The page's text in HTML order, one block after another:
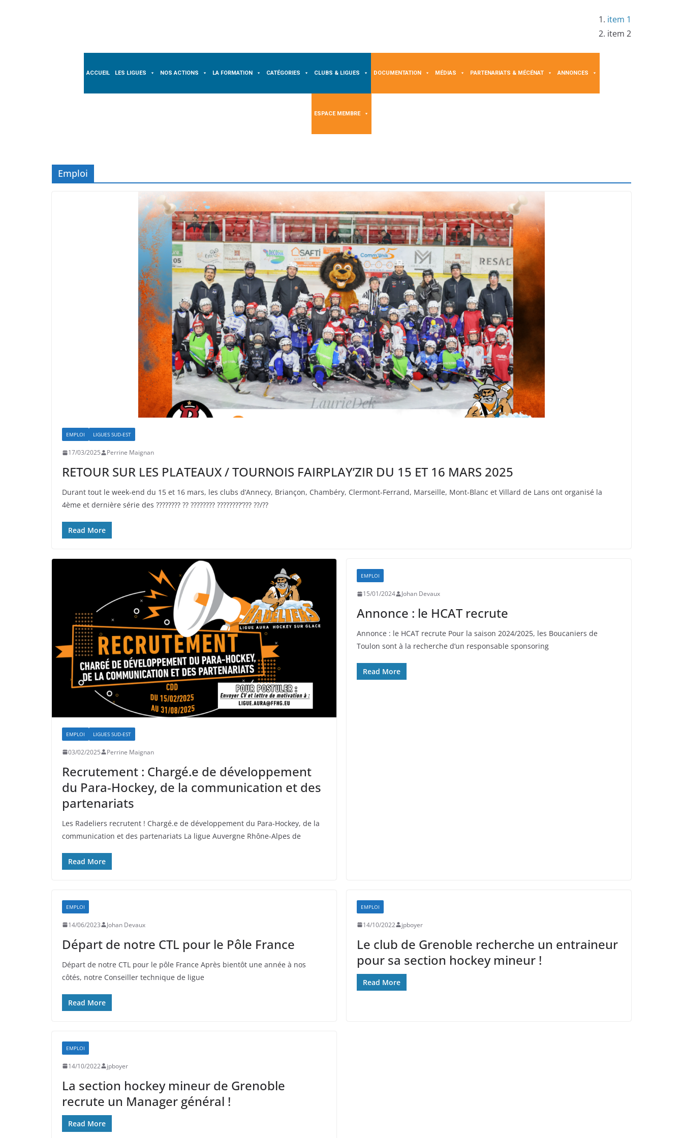
item 1
item 2
ACCUEIL LES LIGUES NOS ACTIONS LA FORMATION CATÉGORIES CLUBS & LIGUES DOCUMENTATION MÉDIAS PARTENARIATS & MÉCÉNAT ANNONCES
ESPACE MEMBRE
Emploi
EMPLOI LIGUES SUD-EST
17/03/2025 Perrine Maignan
RETOUR SUR LES PLATEAUX / TOURNOIS FAIRPLAY’ZIR DU 15 ET 16 MARS 2025
Durant tout le week-end du 15 et 16 mars, les clubs d’Annecy, Briançon, Chambéry, Clermont-Ferrand, Marseille, Mont-Blanc et Villard de Lans ont organisé la
4ème et dernière série des ???????? ?? ???????? ????????’??? ??/??
Read More
EMPLOI LIGUES SUD-EST
03/02/2025 Perrine Maignan
Recrutement : Chargé.e de développement
du Para-Hockey, de la communication et des
partenariats
Les Radeliers recrutent ! Chargé.e de développement du Para-Hockey, de la
communication et des partenariats La ligue Auvergne Rhône-Alpes de
Read More
EMPLOI
15/01/2024 Johan Devaux
Annonce : le HCAT recrute
Annonce : le HCAT recrute Pour la saison 2024/2025, les Boucaniers de
Toulon sont à la recherche d’un responsable sponsoring
Read More
EMPLOI
14/06/2023 Johan Devaux
Départ de notre CTL pour le Pôle France
Départ de notre CTL pour le pôle France Après bientôt une année à nos
côtés, notre Conseiller technique de ligue
Read More
EMPLOI
14/10/2022 jpboyer
Le club de Grenoble recherche un entraineur
pour sa section hockey mineur !
Read More
EMPLOI
14/10/2022 jpboyer
La section hockey mineur de Grenoble
recrute un Manager général !
Read More